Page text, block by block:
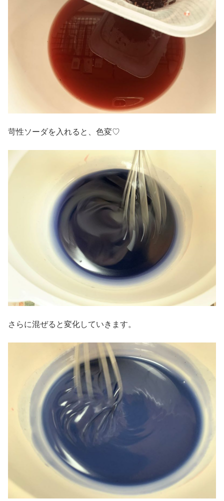
苛性ソーダを入れると、色変♡
さらに混ぜると変化していきます。